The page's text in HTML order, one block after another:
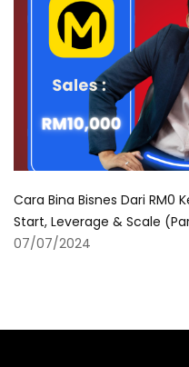
Cara Bina Bisnes Dari RM0
Start, Leverage & Scale
07/07/2024